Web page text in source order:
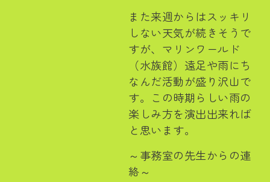
また来週からはスッキリ
しない天気が続きそうで
すが、マリンワールド
（水族館）遠足や雨にち
なんだ活動が盛り沢山で
す。この時期らしい雨の
楽しみ方を演出出来れば
と思います。
～事務室の先生からの連
絡～